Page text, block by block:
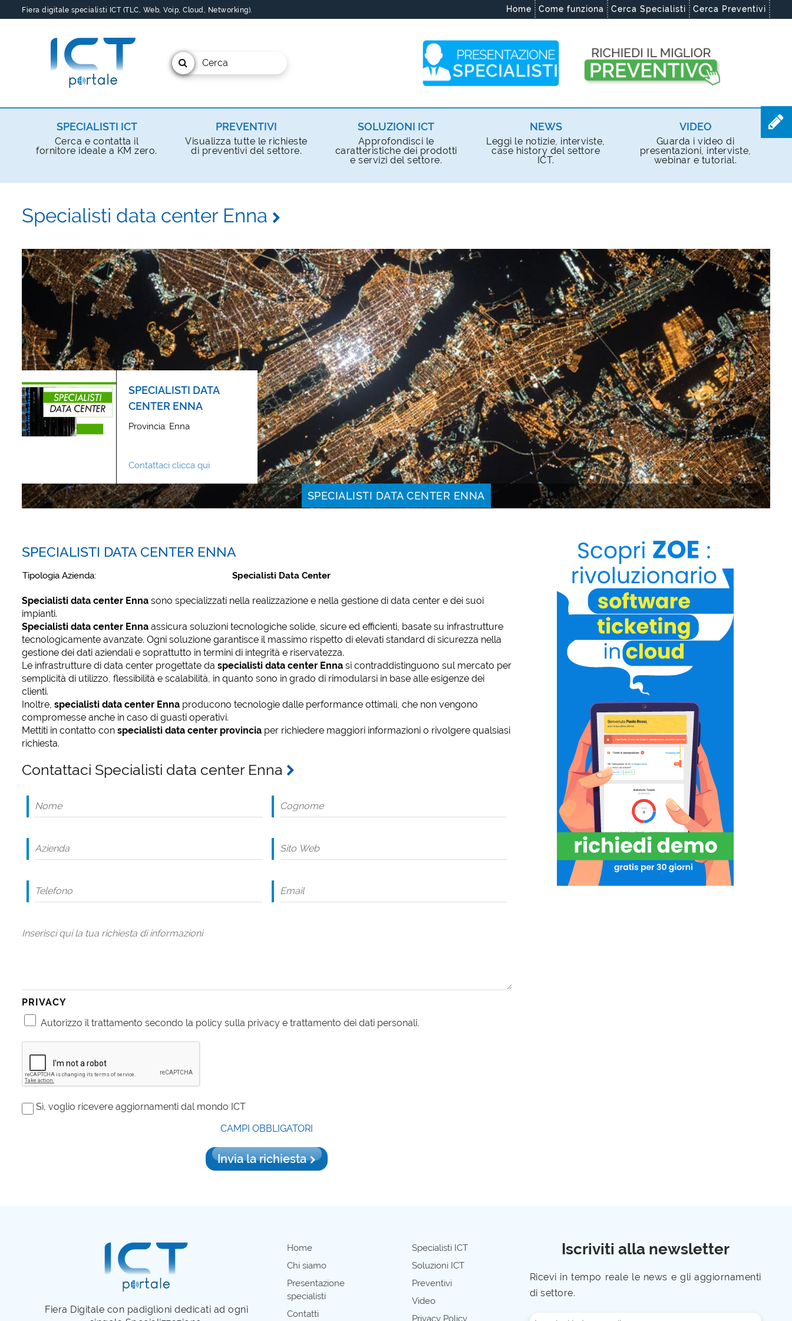
Fiera digitale specialisti ICT (TLC, Web, Voip, Cloud, Networking). Home Come funziona Cerca Specialisti Cerca Preventivi
Cerca
SPECIALISTI ICT
Cerca e contatta il
fornitore ideale a KM zero.
PREVENTIVI
Visualizza tutte le richieste
di preventivi del settore.
SOLUZIONI ICT
Approfondisci le
caratteristiche dei prodotti
e servizi del settore.
NEWS
Leggi le notizie, interviste,
case history del settore
ICT.
VIDEO
Guarda i video di
presentazioni, interviste,
webinar e tutorial.
Specialisti data center Enna
SPECIALISTI DATA
CENTER ENNA
Provincia: Enna
Contattaci clicca qui
SPECIALISTI DATA CENTER ENNA
SPECIALISTI DATA CENTER ENNA
Tipologia Azienda: Specialisti Data Center
Specialisti data center Enna sono specializzati nella realizzazione e nella gestione di data center e dei suoi
impianti.
Specialisti data center Enna assicura soluzioni tecnologiche solide, sicure ed efficienti, basate su infrastrutture
tecnologicamente avanzate. Ogni soluzione garantisce il massimo rispetto di elevati standard di sicurezza nella
gestione dei dati aziendali e soprattutto in termini di integrità e riservatezza.
Le infrastrutture di data center progettate da specialisti data center Enna si contraddistinguono sul mercato per
semplicità di utilizzo, flessibilità e scalabilità, in quanto sono in grado di rimodularsi in base alle esigenze dei
clienti.
Inoltre, specialisti data center Enna producono tecnologie dalle performance ottimali, che non vengono
compromesse anche in caso di guasti operativi.
Mettiti in contatto con specialisti data center provincia per richiedere maggiori informazioni o rivolgere qualsiasi
richiesta.
Contattaci Specialisti data center Enna
PRIVACY
Autorizzo il trattamento secondo la policy sulla privacy e trattamento dei dati personali.
Sì, voglio ricevere aggiornamenti dal mondo ICT
CAMPI OBBLIGATORI
Invia la richiesta
Fiera Digitale con padiglioni dedicati ad ogni
Home
Chi siamo
Presentazione
specialisti
Contatti
Specialisti ICT
Soluzioni ICT
Preventivi
Video
Privacy Policy
Iscriviti alla newsletter
Ricevi in tempo reale le news e gli aggiornamenti
di settore.